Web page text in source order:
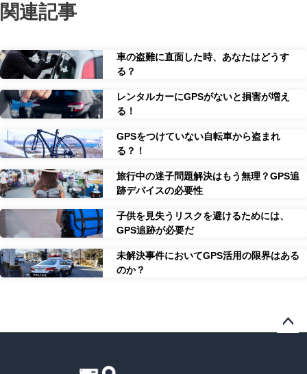
関連記事
車の盗難に直面した時、あなたはどうす
る？
レンタルカーにGPSがないと損害が増え
る！
GPSをつけていない自転車から盗まれ
る？！
旅行中の迷子問題解決はもう無理？GPS追
跡デバイスの必要性
子供を見失うリスクを避けるためには、
GPS追跡が必要だ
未解決事件においてGPS活用の限界はある
のか？